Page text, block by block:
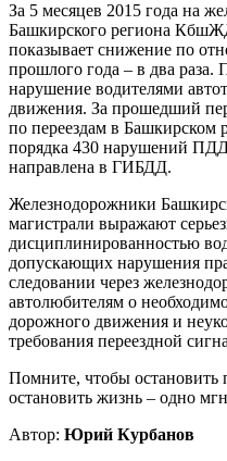
За 5 месяцев 2015 года на
Башкирского региона
показывает снижение по
прошлого года – в два
нарушение водителями
движения. За прошедший
по переездам в Башкирском
порядка 430 нарушений
направлена в ГИБДД.
Железнодорожники
магистрали выражают
дисциплинированностью
допускающих нарушения
следовании через
автолюбителям о
дорожного движения и
требования переездной
Помните, чтобы остановить
остановить жизнь – одно
Автор: Юрий Курбанов